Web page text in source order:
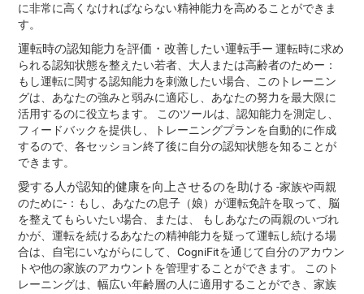
に非常に高くなければならない精神能力を高めることができま
す。
運転時の認知能力を評価・改善したい運転手ー 運転時に求め
られる認知状態を整えたい若者、大人または高齢者のためー：
もし運転に関する認知能力を刺激したい場合、このトレーニン
グは、あなたの強みと弱みに適応し、あなたの努力を最大限に
活用するのに役立ちます。 このツールは、認知能力を測定し、
フィードバックを提供し、トレーニングプランを自動的に作成
するので、各セッション終了後に自分の認知状態を知ることが
できます。
愛する人が認知的健康を向上させるのを助ける ‐家族や両親
のために‐：もし、あなたの息子（娘）が運転免許を取って、脳
を整えてもらいたい場合、または、 もしあなたの両親のいづれ
かが、運転を続けるあなたの精神能力を疑って運転し続ける場
合は、自宅にいながらにして、CogniFitを通じて自分のアカウン
トや他の家族のアカウントを管理することができます。 このト
レーニングは、幅広い年齢層の人に適用することができ、家族